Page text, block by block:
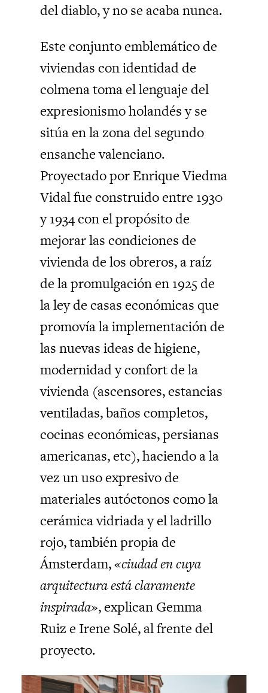
del diablo, y no se acaba nunca.
Este conjunto emblemático de
viviendas con identidad de
colmena toma el lenguaje del
expresionismo holandés y se
sitúa en la zona del segundo
ensanche valenciano.
Proyectado por Enrique Viedma
Vidal fue construido entre 1930
y 1934 con el propósito de
mejorar las condiciones de
vivienda de los obreros, a raíz
de la promulgación en 1925 de
la ley de casas económicas que
promovía la implementación de
las nuevas ideas de higiene,
modernidad y confort de la
vivienda (ascensores, estancias
ventiladas, baños completos,
cocinas económicas, persianas
americanas, etc), haciendo a la
vez un uso expresivo de
materiales autóctonos como la
cerámica vidriada y el ladrillo
rojo, también propia de
Ámsterdam,«ciudad en cuya
arquitectura está claramente
inspirada», explican Gemma
Ruiz e Irene Solé, al frente del
proyecto.